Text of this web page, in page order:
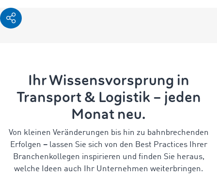
Ihr Wissensvorsprung in
Transport & Logistik – jeden
Monat neu.
Von kleinen Veränderungen bis hin zu bahnbrechenden
Erfolgen –lassen Sie sich von den Best Practices Ihrer
Branchenkollegen inspirieren und finden Sie heraus,
welche Ideen auch Ihr Unternehmen weiterbringen.